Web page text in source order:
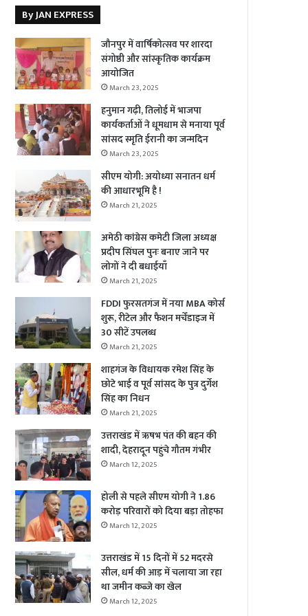
By JAN EXPRESS
जौनपुर में वार्षिकोत्सव पर शारदा
संगोष्ठी और सांस्कृतिक कार्यक्रम
आयोजित
March 23, 2025
हनुमान गढ़ी, तिलोई में भाजपा
कार्यकर्ताओं ने धूमधाम से मनाया पूर्व
सांसद स्मृति ईरानी का जन्मदिन
March 23, 2025
सीएम योगी: अयोध्या सनातन धर्म
की आधारभूमि है !
March 21, 2025
अमेठी कांग्रेस कमेटी जिला अध्यक्ष
प्रदीप सिंघल पुनः बनाए जाने पर
लोगों ने दी बधाईयाँ
March 21, 2025
FDDI फुरसतगंज में नया MBA कोर्स
शुरू, रीटेल और फैशन मर्चेंडाइज में
30 सीटें उपलब्ध
March 21, 2025
शाहगंज के विधायक रमेश सिंह के
छोटे भाई व पूर्व सांसद के पुत्र दुर्गेश
सिंह का निधन
March 21, 2025
उत्तराखंड में ऋषभ पंत की बहन की
शादी, देहरादून पहुंचे गौतम गंभीर
March 12, 2025
होली से पहले सीएम योगी ने 1.86
करोड़ परिवारों को दिया बड़ा तोहफा
March 12, 2025
उत्तराखंड में 15 दिनों में 52 मदरसे
सील, धर्म की आड़ में चलाया जा रहा
था जमीन कब्जे का खेल
March 12, 2025